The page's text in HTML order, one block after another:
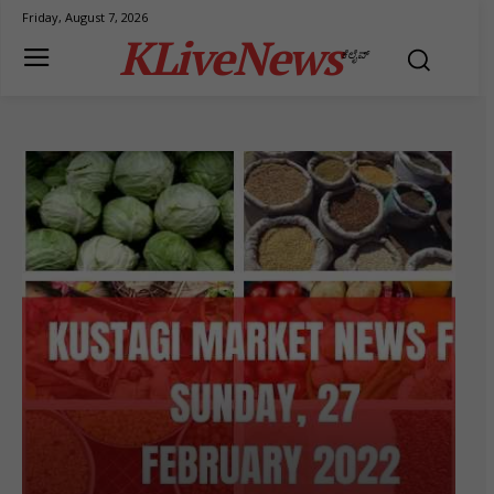
Friday, August 7, 2026
KLiveNewsಕೆಲೈವ್